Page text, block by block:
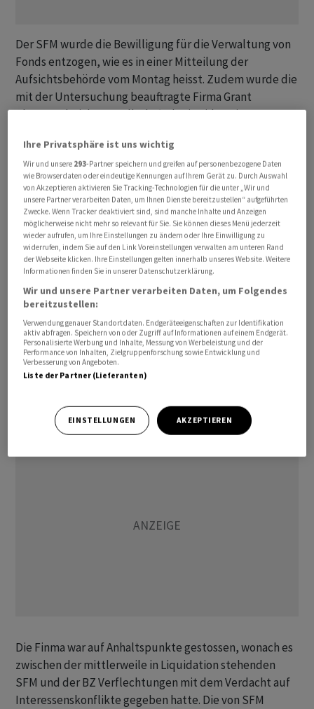
Der SFM wurde die Bewilligung für die Verwaltung von
Fonds entzogen, wie es in einer Mitteilung der
Aufsichtsbehörde vom Montag heisst. Zudem wurde die
mit der Untersuchung beauftragte Firma Grant
Thornton bei der Gesellschaft als Liquidatorin
Die Finma wies zudem das Gesuch des BZ Berater
Zentrums zur Bewilligung als unabhängige
Vermögensverwalterin ab. Die Gesellschaft mit Sitz in
Zollikerberg musste daraufhin innert 30 Tagen nach
Eröffnung der Verfügung ihr
Vermögensverwaltungsgeschäft einstellen.
Millionenhoher Gewinneinzug
Gegen eine nicht namentlich genannte verantwortliche
Person sprach die Finma ein mehrjähriges Berufsverbot
aus, wie es weiter heisst. Ausserdem zieht sie bei der BZ
und einer involvierten Person unrechtmässig erlangte
von über drei Millionen Franken ein.
Die Finma war auf Anhaltspunkte gestossen, wonach es
zwischen der mittlerweile in Liquidation stehenden
SFM und der BZ Verflechtungen mit dem Verdacht auf
Interessenskonflikte gegeben hatte. Die von SFM
Ihre Privatsphäre ist uns wichtig
Wir und unsere 293-Partner speichern und greifen auf personenbezogene Daten
wie Browserdaten oder eindeutige Kennungen auf Ihrem Gerät zu. Durch Auswahl
von Akzeptieren aktivieren Sie Tracking-Technologien für die unter „Wir und
unsere Partner verarbeiten Daten, um Ihnen Dienste bereitzustellen“ aufgeführten
Zwecke. Wenn Tracker deaktiviert sind, sind manche Inhalte und Anzeigen
möglicherweise nicht mehr so relevant für Sie. Sie können dieses Menü jederzeit
wieder aufrufen, um Ihre Einstellungen zu ändern oder Ihre Einwilligung zu
widerrufen, indem Sie auf den Link Voreinstellungen verwalten am unteren Rand
der Webseite klicken. Ihre Einstellungen gelten innerhalb unseres Website. Weitere
Informationen finden Sie in unserer Datenschutzerklärung.
Wir und unsere Partner verarbeiten Daten, um Folgendes
bereitzustellen:
Verwendung genauer Standortdaten. Endgeräteeigenschaften zur Identifikation
aktiv abfragen. Speichern von oder Zugriff auf Informationen auf einem Endgerät.
Personalisierte Werbung und Inhalte, Messung von Werbeleistung und der
Performance von Inhalten, Zielgruppenforschung sowie Entwicklung und
Verbesserung von Angeboten.
Liste der Partner (Lieferanten)
EINSTELLUNGEN AKZEPTIEREN